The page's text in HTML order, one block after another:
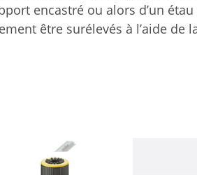
encastré ou alors d’un
être surélevés à l’aide de